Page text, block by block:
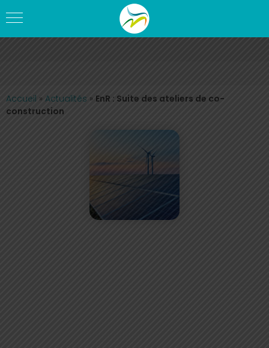
Accueil » Actualités » EnR : Suite des ateliers de co-
construction